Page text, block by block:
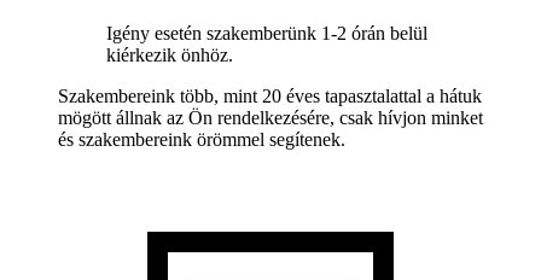
Igény esetén szakemberünk 1-2 órán belül
kiérkezik önhöz.
Szakembereink több, mint 20 éves tapasztalattal a hátuk
mögött állnak az Ön rendelkezésére, csak hívjon minket
és szakembereink örömmel segítenek.